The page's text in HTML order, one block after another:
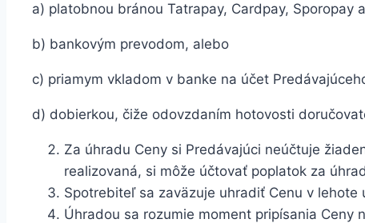
a) platobnou bránou Tatrapay, Cardpay, Sporopay
b) bankovým prevodom, alebo
c) priamym vkladom v banke na účet
d) dobierkou, čiže odovzdaním hotovosti
Za úhradu Ceny si Predávajúci neúčtuje
realizovaná, si môže účtovať poplatok za
Spotrebiteľ sa zaväzuje uhradiť Cenu v lehote
Úhradou sa rozumie moment pripísania Ceny